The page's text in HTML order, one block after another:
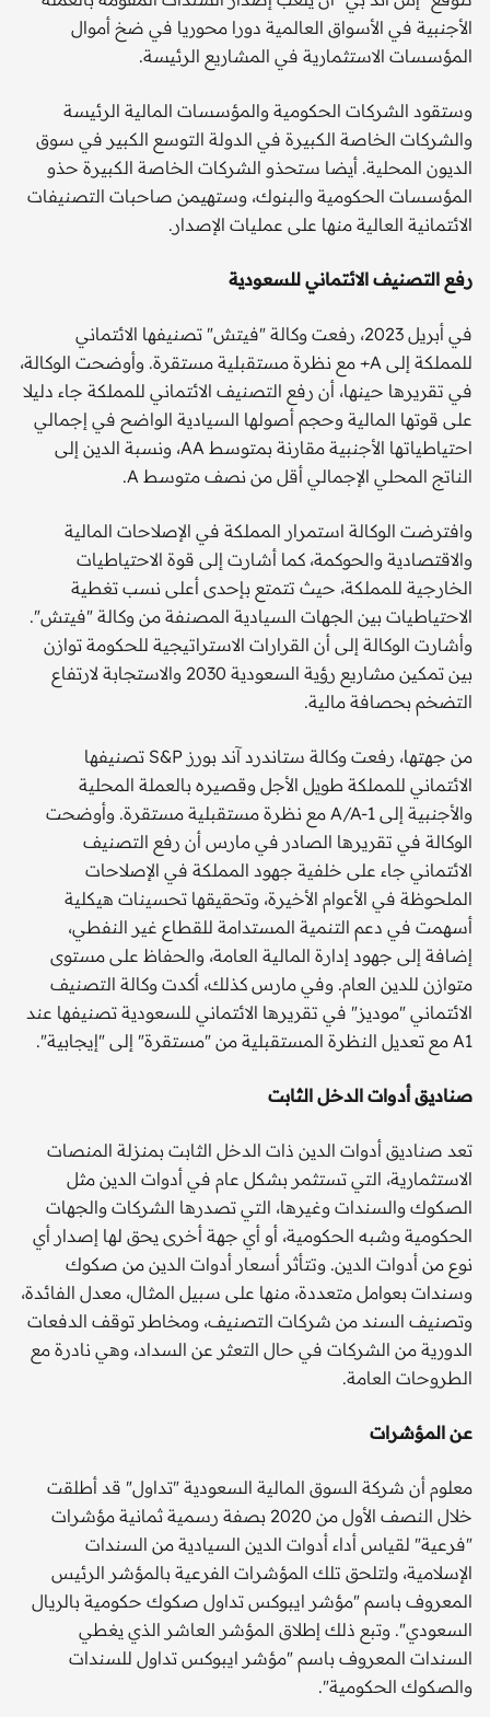
الأجنبية في الأسواق العالمية دورا محوريا في ضخ أموال
المؤسسات الاستثمارية في المشاريع الرئيسة.
وستقود الشركات الحكومية والمؤسسات المالية الرئيسة
والشركات الخاصة الكبيرة في الدولة التوسع الكبير في سوق
الديون المحلية. أيضا ستحذو الشركات الخاصة الكبيرة حذو
المؤسسات الحكومية والبنوك، وستهيمن صاحبات التصنيفات
الائتمانية العالية منها على عمليات الإصدار.
رفع التصنيف الائتماني للسعودية
في أبريل 2023، رفعت وكالة "فيتش" تصنيفها الائتماني
للمملكة إلى A+ مع نظرة مستقبلية مستقرة. وأوضحت الوكالة،
في تقريرها حينها، أن رفع التصنيف الائتماني للمملكة جاء دليلا
على قوتها المالية وحجم أصولها السيادية الواضح في إجمالي
احتياطياتها الأجنبية مقارنة بمتوسط AA، ونسبة الدين إلى
الناتج المحلي الإجمالي أقل من نصف متوسط A.
وافترضت الوكالة استمرار المملكة في الإصلاحات المالية
والاقتصادية والحوكمة، كما أشارت إلى قوة الاحتياطيات
الخارجية للمملكة، حيث تتمتع بإحدى أعلى نسب تغطية
الاحتياطيات بين الجهات السيادية المصنفة من وكالة "فيتش".
وأشارت الوكالة إلى أن القرارات الاستراتيجية للحكومة توازن
بين تمكين مشاريع رؤية السعودية 2030 والاستجابة لارتفاع
التضخم بحصافة مالية.
من جهتها، رفعت وكالة ستاندرد آند بورز S&P تصنيفها
الائتماني للمملكة طويل الأجل وقصيره بالعملة المحلية
والأجنبية إلى A/A-1 مع نظرة مستقبلية مستقرة. وأوضحت
الوكالة في تقريرها الصادر في مارس أن رفع التصنيف
الائتماني جاء على خلفية جهود المملكة في الإصلاحات
الملحوظة في الأعوام الأخيرة، وتحقيقها تحسينات هيكلية
أسهمت في دعم التنمية المستدامة للقطاع غير النفطي،
إضافة إلى جهود إدارة المالية العامة، والحفاظ على مستوى
متوازن للدين العام. وفي مارس كذلك، أكدت وكالة التصنيف
الائتماني "موديز" في تقريرها الائتماني للسعودية تصنيفها عند
A1 مع تعديل النظرة المستقبلية من "مستقرة" إلى "إيجابية".
صناديق أدوات الدخل الثابت
تعد صناديق أدوات الدين ذات الدخل الثابت بمنزلة المنصات
الاستثمارية، التي تستثمر بشكل عام في أدوات الدين مثل
الصكوك والسندات وغيرها، التي تصدرها الشركات والجهات
الحكومية وشبه الحكومية، أو أي جهة أخرى يحق لها إصدار أي
نوع من أدوات الدين. وتتأثر أسعار أدوات الدين من صكوك
وسندات بعوامل متعددة، منها على سبيل المثال، معدل الفائدة،
وتصنيف السند من شركات التصنيف، ومخاطر توقف الدفعات
الدورية من الشركات في حال التعثر عن السداد، وهي نادرة مع
الطروحات العامة.
عن المؤشرات
معلوم أن شركة السوق المالية السعودية "تداول" قد أطلقت
خلال النصف الأول من 2020 بصفة رسمية ثمانية مؤشرات
"فرعية" لقياس أداء أدوات الدين السيادية من السندات
الإسلامية، ولتلحق تلك المؤشرات الفرعية بالمؤشر الرئيس
المعروف باسم "مؤشر ايبوكس تداول صكوك حكومية بالريال
السعودي". وتبع ذلك إطلاق المؤشر العاشر الذي يغطي
السندات المعروف باسم "مؤشر ايبوكس تداول للسندات
والصكوك الحكومية".